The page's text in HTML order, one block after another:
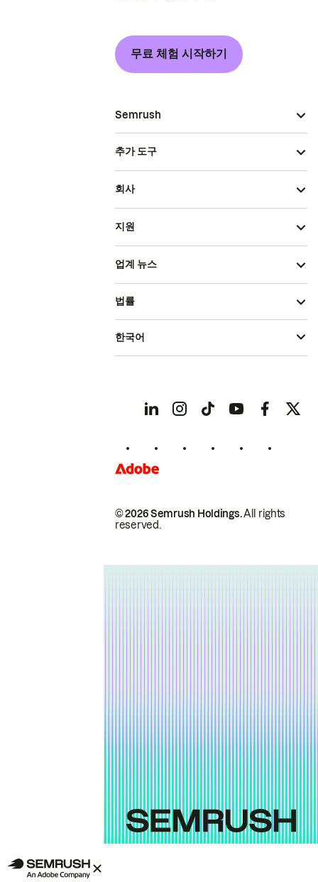
무료 체험 시작하기
Semrush
추가 도구
회사
지원
업계 뉴스
© 2026 Semrush Holdings.All rights
reserved.
법률
한국어